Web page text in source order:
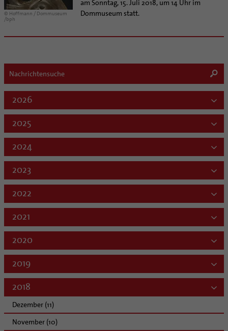
© Hoffmann / Dommuseum
/bph
am Sonntag, 15. Juli 2018, um 14 Uhr im
Dommuseum statt.
2026
2025
2024
2023
2022
2021
2020
2019
2018
Dezember (11)
November (10)